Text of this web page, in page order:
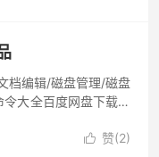
档编辑/磁盘管理/磁盘
大全百度网盘下载地
 赞(2)